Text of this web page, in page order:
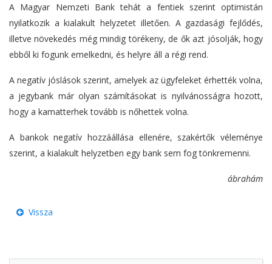
A Magyar Nemzeti Bank tehát a fentiek szerint optimistán
nyilatkozik a kialakult helyzetet illetően. A gazdasági fejlődés,
illetve növekedés még mindig törékeny, de ők azt jósolják, hogy
ebből ki fogunk emelkedni, és helyre áll a régi rend.
A negatív jóslások szerint, amelyek az ügyfeleket érhették volna,
a jegybank már olyan számításokat is nyilvánosságra hozott,
hogy a kamatterhek tovább is nőhettek volna.
A bankok negatív hozzáállása ellenére, szakértők véleménye
szerint, a kialakult helyzetben egy bank sem fog tönkremenni.
ábrahám
Vissza